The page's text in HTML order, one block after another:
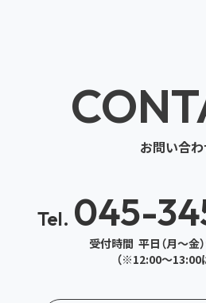
お問い合
Tel. 045-
受付時間 平日（月～金
（※12:00～13:00